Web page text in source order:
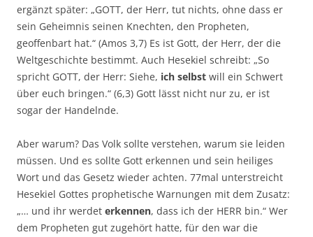
ergänzt später: „GOTT, der Herr, tut nichts, ohne dass er
sein Geheimnis seinen Knechten, den Propheten,
geoffenbart hat.“ (Amos 3,7) Es ist Gott, der Herr, der die
Weltgeschichte bestimmt. Auch Hesekiel schreibt: „So
spricht GOTT, der Herr: Siehe, ich selbst will ein Schwert
über euch bringen.“ (6,3) Gott lässt nicht nur zu, er ist
sogar der Handelnde.
Aber warum? Das Volk sollte verstehen, warum sie leiden
müssen. Und es sollte Gott erkennen und sein heiliges
Wort und das Gesetz wieder achten. 77mal unterstreicht
Hesekiel Gottes prophetische Warnungen mit dem Zusatz:
„… und ihr werdet erkennen, dass ich der HERR bin.“ Wer
dem Propheten gut zugehört hatte, für den war die